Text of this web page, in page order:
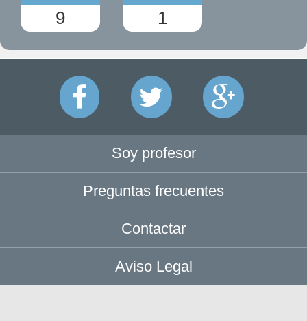
9 1
Soy profesor
Preguntas frecuentes
Contactar
Aviso Legal